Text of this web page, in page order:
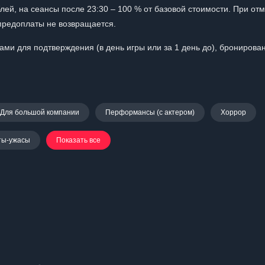
на сеансы после 23:30 – 100 % от базовой стоимости. При
не возвращается.
для подтверждения (в день игры или за 1 день до),
Для большой компании Перформансы (с актером) Хоррор
ужасы Показать все